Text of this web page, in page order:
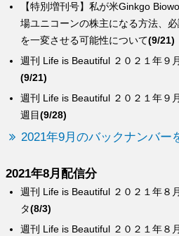
週刊 Life is Beautiful ２０２１年９
週目(9/28)
週刊 Life is Beautiful ２０２１年９
(9/21)
【特別増刊号】私が米Ginkgo
場ユニコーンの株主になる方法、
を一変させる可能性について(9/21)
2021年9月のバックナンバー
2021年8月配信分
週刊 Life is Beautiful ２０２１年８
週刊 Life is Beautiful ２０２１年８
タ(8/3)